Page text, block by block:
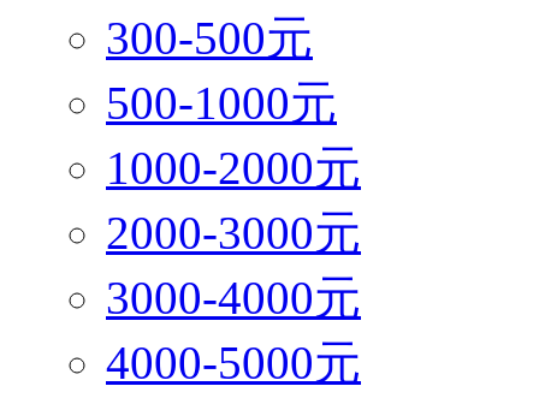
300-500元
500-1000元
1000-2000元
2000-3000元
3000-4000元
4000-5000元